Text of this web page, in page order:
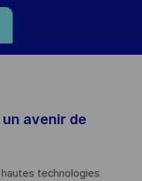
avenir de
technologies